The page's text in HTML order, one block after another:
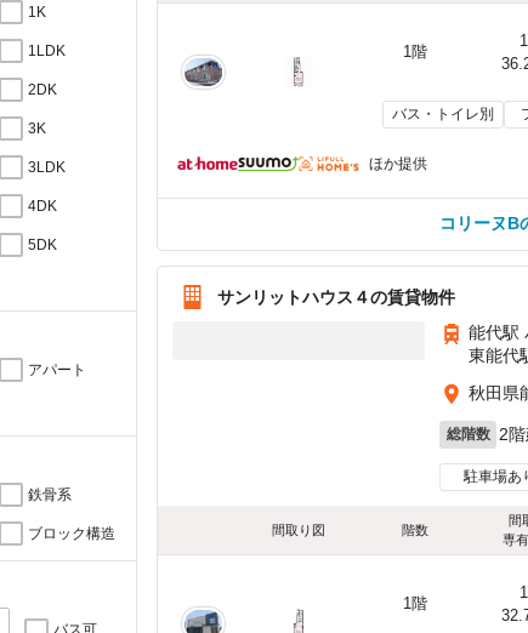
1K
1LDK
2DK
3K
3LDK
4DK
5DK
アパート
鉄骨系
ブロック構造
バス可
1階
バス・トイレ別
ほか提供
コリーヌB
サンリットハウス４の賃貸物件
能代駅
東能代
秋田県
総階数 2
駐車場あ
間取り図 階数
間
専
1階